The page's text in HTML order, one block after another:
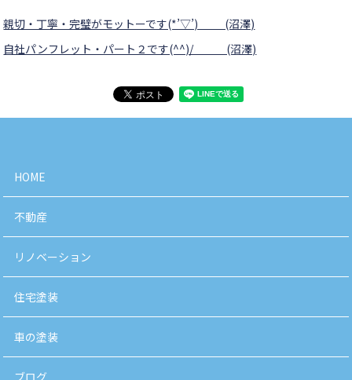
親切・丁寧・完璧がモットーです(*’▽’) (沼澤)
自社パンフレット・パート２です(^^)/ (沼澤)
HOME
不動産
リノベーション
住宅塗装
車の塗装
ブログ